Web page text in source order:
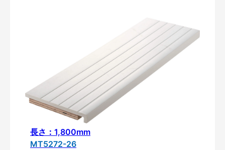
長さ：1,800mm
MT5272-26